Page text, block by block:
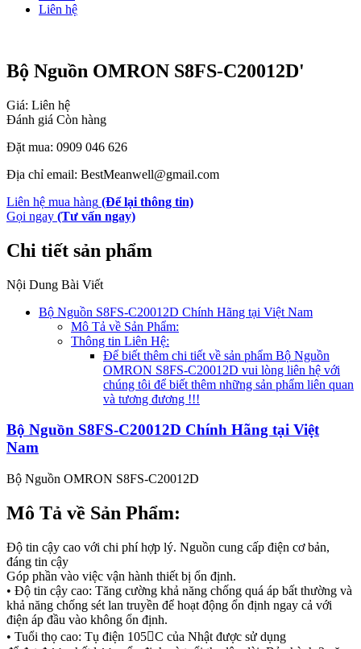
Liên hệ
Bộ Nguồn OMRON S8FS-C20012D'
Giá: Liên hệ
Đánh giá Còn hàng
Đặt mua: 0909 046 626
Địa chỉ email: BestMeanwell@gmail.com
Liên hệ mua hàng (Để lại thông tin)
Gọi ngay (Tư vấn ngay)
Chi tiết sản phẩm
Nội Dung Bài Viết
Bộ Nguồn S8FS-C20012D Chính Hãng tại Việt Nam
Mô Tả về Sản Phẩm:
Thông tin Liên Hệ:
Để biết thêm chi tiết về sản phẩm Bộ Nguồn
OMRON S8FS-C20012D vui lòng liên hệ với
chúng tôi để biết thêm những sản phẩm liên quan
và tương đương !!!
Bộ Nguồn S8FS-C20012D Chính Hãng tại Việt
Nam
Bộ Nguồn OMRON S8FS-C20012D
Mô Tả về Sản Phẩm:
Độ tin cậy cao với chi phí hợp lý. Nguồn cung cấp điện cơ bản,
đáng tin cậy
Góp phần vào việc vận hành thiết bị ổn định.
• Độ tin cậy cao: Tăng cường khả năng chống quá áp bất thường và
khả năng chống sét lan truyền để hoạt động ổn định ngay cả với
điện áp đầu vào không ổn định.
• Tuổi thọ cao: Tụ điện 105C của Nhật được sử dụng